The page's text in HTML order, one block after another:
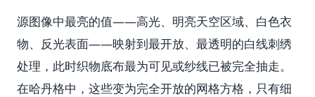
源图像中最亮的值——高光、明亮天空区域、白色衣
物、反光表面——映射到最开放、最透明的白线刺绣
处理，此时织物底布最为可见或纱线已被完全抽走。
在哈丹格中，这些变为完全开放的网格方格，只有细